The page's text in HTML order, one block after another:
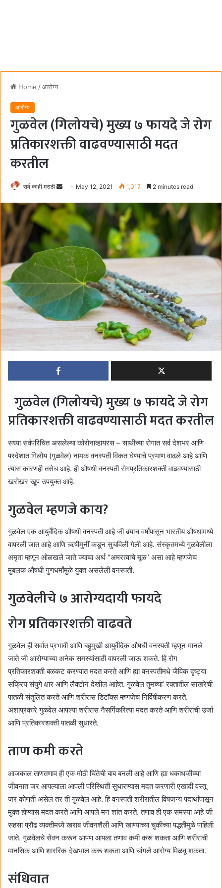
Home /आरोग्य
आरोग्य
गुळवेल (गिलोयचे) मुख्य ७ फायदे जे रोग
प्रतिकारशक्ती वाढवण्यासाठी मदत
करतील
सर्व काही मराठी
n
a
n
e
m
a
May 12, 2021 1,017 2 minutes read
गुळवेल (गिलोयचे) मुख्य ७ फायदे जे रोग
प्रतिकारशक्ती वाढवण्यासाठी मदत करतील
सध्या सर्वपरिचित असलेल्या कोरोनाव्हायरस – साथीच्या रोगात सर्व देशभर आणि
परदेशात गिलोय (गुळवेल) नामक वनस्पती विकत घेण्याचे प्रमाण वाढले आहे आणि
त्यास कारणही तसेच आहे. ही औषधी वनस्पती रोगप्रतिकारशक्ती वाढवण्यासाठी
खरोखर खूप उपयुक्त आहे.
गुळवेल म्हणजे काय?
गुळवेल एक आयुर्वेदिक औषधी वनस्पती आहे जी बर्‍याच वर्षांपासून भारतीय औषधामध्ये
वापरली जात आहे आणि ऋषीमुनीं कडून सुचविली गेली आहे. संस्कृतमध्ये गुळवेलीला
अमृता म्हणून ओळखले जाते ज्याचा अर्थ “अमरत्वाचे मूळ” असा आहे म्हणजेच
मुबलक औषधी गुणधर्मांमुळे युक्त असलेली वनस्पती.
गुळवेलीचे ७ आरोग्यदायी फायदे
रोग प्रतिकारशक्ती वाढवते
गुळवेल ही सर्वात प्रभावी आणि बहुमुखी आयुर्वेदिक औषधी वनस्पती म्हणून मानले
जाते जी आरोग्याच्या अनेक समस्यांसाठी वापरली जाऊ शकते. हि रोग
प्रतिकारशक्ती बळकट करण्यात मदत करते आणि ह्या वनस्पतीमधे जैविक दृष्ट्या
सक्रिय संयुगे क्षार आणि लैक्टोन देखील आहेत. गुळवेल तुमच्या’ रक्तातील साखरेची
पातळी संतुलित करते आणि शरीरास डिटॉक्स म्हणजेच निर्विषीकरण करते.
अशाप्रकारे गुळवेल आपल्या शरीरास नैसर्गिकरित्या मदत करते आणि शरीराची उर्जा
आणि प्रतिकारशक्ती पातळी सुधारते.
ताण कमी करते
आजकाल ताणतणाव ही एक मोठी चिंतेची बाब बनली आहे आणि ह्या धकाधकीच्या
जीवनात जर आपल्याला आपली परिस्थिती सुधारण्यास मदत करणारी एखादी वस्तू
जर कोणती असेल तर ती गुळवेल आहे. हि वनस्पती शरीरातील विषजन्य पदार्थांपासून
मुक्त होण्यास मदत करते आणि आपले मन शांत करते. तणाव ही एक समस्या आहे जी
सहसा प्रौढ व्यक्तीमध्ये खराब जीवनशैली आणि खाण्याच्या चुकीच्या पद्धतीमुळे पाहिली
जाते. गुळवेलचे सेवन करून आपण आपला तणाव कमी करू शकता आणि शरीराची
मानसिक आणि शाररिक देखभाल करू शकता आणि चांगले आरोग्य मिळवू शकता.
संधिवात